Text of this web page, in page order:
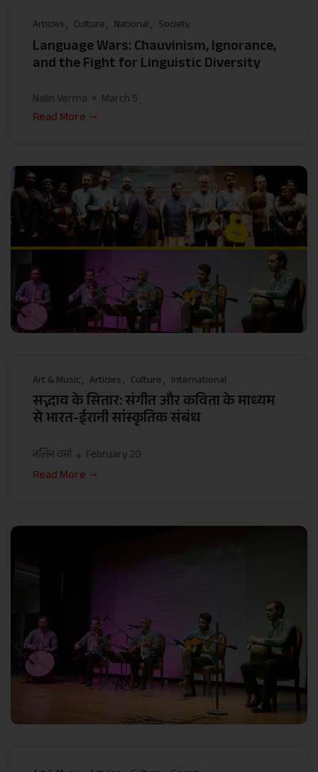
Articles Culture National Society
Language Wars: Chauvinism, Ignorance,
and the Fight for Linguistic Diversity
Nalin Verma
March 5
Read More
Art & Music Articles Culture International
सद्भाव के सितार: संगीत और कविता के माध्यम
से भारत-ईरानी सांस्कृतिक संबंध
नलिन वर्मा February 20
Read More